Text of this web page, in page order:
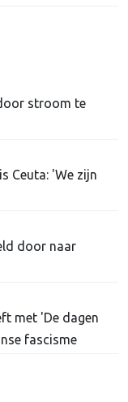
stroom te
Ceuta: 'We zijn
door naar
met 'De dagen
fascisme